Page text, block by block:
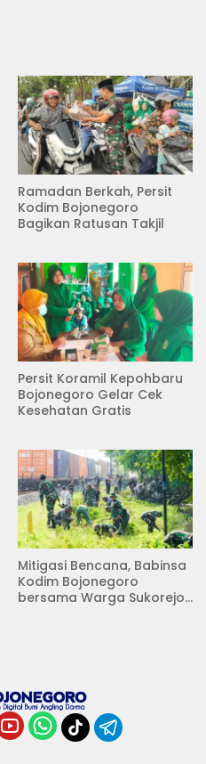
Ramadan Berkah, Persit
Kodim Bojonegoro
Bagikan Ratusan Takjil
Persit Koramil Kepohbaru
Bojonegoro Gelar Cek
Kesehatan Gratis
Mitigasi Bencana, Babinsa
Kodim Bojonegoro
bersama Warga Sukorejo